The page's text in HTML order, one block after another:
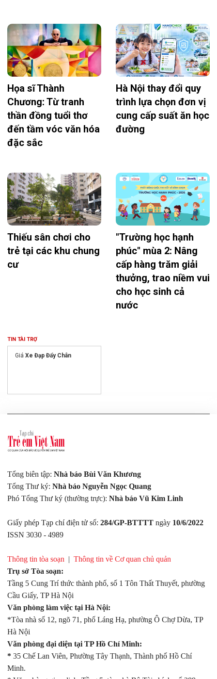
Họa sĩ Thành
Chương: Từ tranh
thần đồng tuổi thơ
đến tầm vóc văn hóa
đặc sắc
Hà Nội thay đổi quy
trình lựa chọn đơn vị
cung cấp suất ăn học
đường
Thiếu sân chơi cho
trẻ tại các khu chung
cư
"Trường học hạnh
phúc" mùa 2: Nâng
cấp hàng trăm giải
thưởng, trao niềm vui
cho học sinh cả
nước
TIN TÀI TRỢ
Giá Xe Đạp Đẩy Chân
Tổng biên tập: Nhà báo Bùi Văn Khương
Tổng Thư ký: Nhà báo Nguyễn Ngọc Quang
Phó Tổng Thư ký (thường trực): Nhà báo Vũ Kim Linh
Giấy phép Tạp chí điện tử số: 284/GP-BTTTT ngày 10/6/2022
ISSN 3030 - 4989
Thông tin tòa soạn | Thông tin về Cơ quan chủ quản
Trụ sở Tòa soạn:
Tầng 5 Cung Trí thức thành phố, số 1 Tôn Thất Thuyết, phường
Cầu Giấy, TP Hà Nội
Văn phòng làm việc tại Hà Nội:
*Tòa nhà số 12, ngõ 71, phố Láng Hạ, phường Ô Chợ Dừa, TP
Hà Nội
Văn phòng đại diện tại TP Hồ Chí Minh:
* 35 Chế Lan Viên, Phường Tây Thạnh, Thành phố Hồ Chí
Minh.